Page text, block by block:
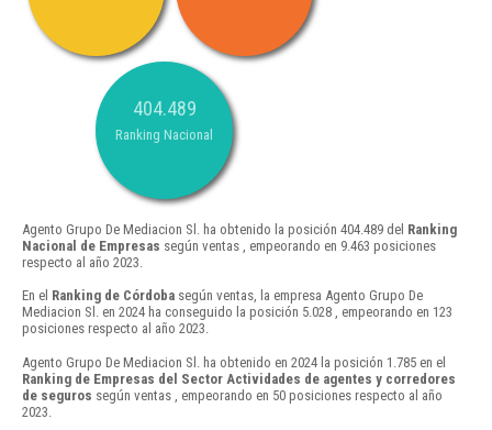
404.489
Ranking Nacional
Agento Grupo De Mediacion Sl. ha obtenido la posición 404.489 del Ranking
Nacional de Empresas según ventas , empeorando en 9.463 posiciones
respecto al año 2023.
En el Ranking de Córdoba según ventas, la empresa Agento Grupo De
Mediacion Sl. en 2024 ha conseguido la posición 5.028 , empeorando en 123
posiciones respecto al año 2023.
Agento Grupo De Mediacion Sl. ha obtenido en 2024 la posición 1.785 en el
Ranking de Empresas del Sector Actividades de agentes y corredores
de seguros según ventas , empeorando en 50 posiciones respecto al año
2023.